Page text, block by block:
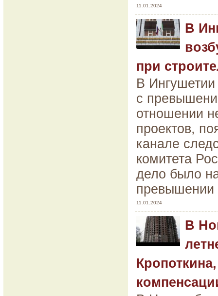
11.01.2024
В
при
В Ингушетии
с
отношении
проектов,
канале
комитета
дело было
превышении
11.01.2024
В